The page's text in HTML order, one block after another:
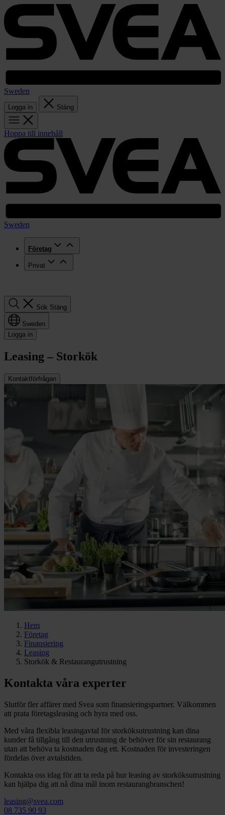
Sweden
Logga in Stäng
Hoppa till innehåll
Sweden
Företag
Privat
Sök Stäng
Sweden
Logga in
Leasing – Storkök
Kontaktförfrågan
Hem
Företag
Finansiering
Leasing
Storkök & Restaurangutrustning
Kontakta våra experter
Slutför fler affärer med Svea som finansieringspartner. Välkommen
att prata företagsleasing och hyra med oss.
Med våra flexibla leasingavtal för storköksutrustning kan dina
kunder få tillgång till den utrustning de behöver för sin restaurang
utan att behöva ta kostnaden dag ett. Kostnaden för investeringen
fördelas över avtalstiden.
Kontakta oss idag för att ta reda på hur leasing av storköksutrustning
kan hjälpa dig att nå dina mål inom restaurangbranschen!
leasing@svea.com
08 735 90 93